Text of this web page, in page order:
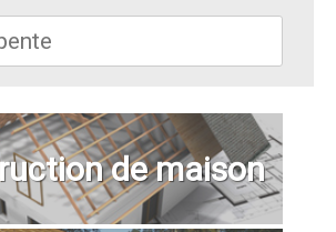
de maison